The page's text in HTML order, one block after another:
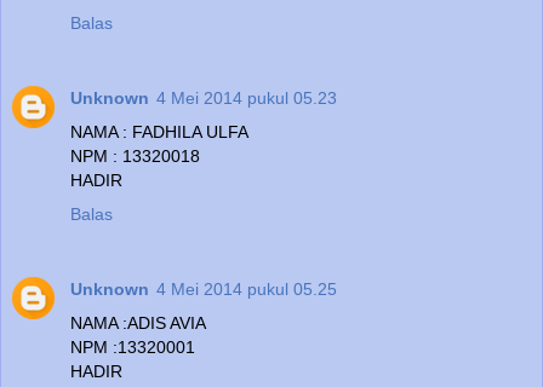
Balas
Unknown 4 Mei 2014 pukul 05.23
NAMA : FADHILA ULFA
NPM : 13320018
HADIR
Balas
Unknown 4 Mei 2014 pukul 05.25
NAMA :ADIS AVIA
NPM :13320001
HADIR